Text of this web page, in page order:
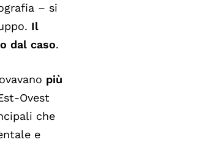
– si
Il
dal caso.
più
Ovest
che
e